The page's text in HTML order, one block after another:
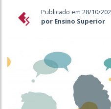
Publicado em 28/10/
por Ensino Superior